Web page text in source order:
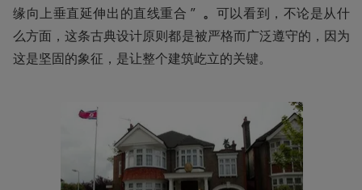
缘向上垂直延伸出的直线重合 ” 。 可以看到，不论是从什
么方面，这条古典设计原则都是被严格而广泛遵守的，因为
这是坚固的象征，是让整个建筑屹立的关键。